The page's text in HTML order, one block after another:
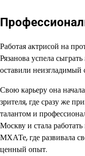
Работая актрисой на
Рязанова успела
оставили неизгладимый
Свою карьеру она
зрителя, где сразу же
талантом и
Москву и стала
МХАТе, где развивала
ценный опыт.